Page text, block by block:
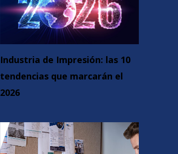
Industria de Impresión: las 10
tendencias que marcarán el
2026